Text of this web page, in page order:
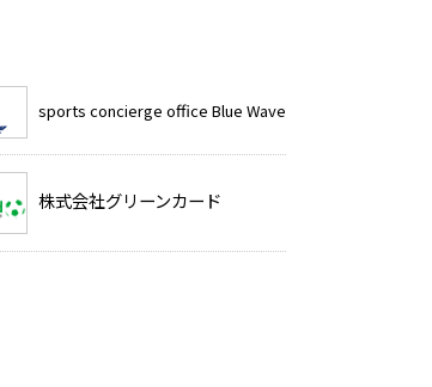
sports concierge office Blue Wave
株式会社グリーンカード